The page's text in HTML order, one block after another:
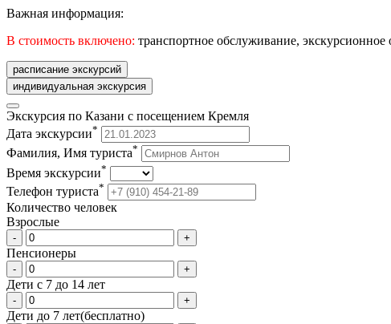
Важная информация:
В стоимость включено: транспортное обслуживание,
расписание экскурсий
индивидуальная экскурсия
Экскурсия по Казани с посещением Кремля
Дата экскурсии*
Фамилия, Имя туриста*
Время экскурсии*
Телефон туриста*
Количество человек
Взрослые
- +
Пенсионеры
- +
Дети с 7 до 14 лет
- +
Дети до 7 лет(бесплатно)